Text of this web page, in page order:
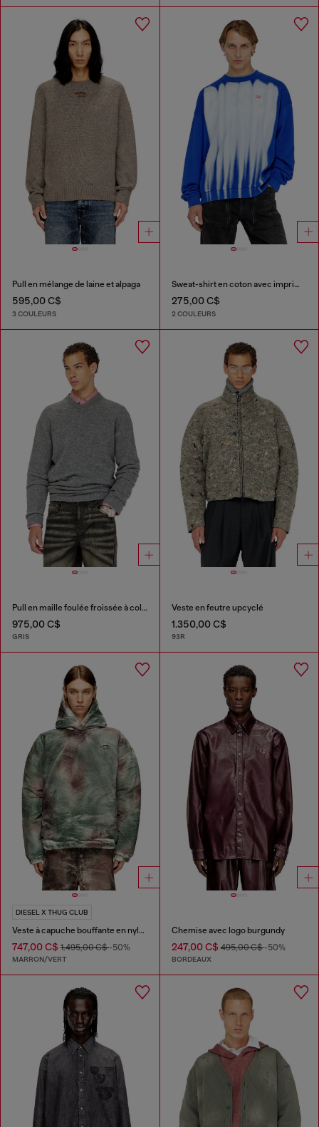
Pull en mélange de laine et alpaga
595,00 C$
3 COULEURS
Sweat-shirt en coton avec imprimé graphique
275,00 C$
2 COULEURS
Pull en maille foulée froissée à col en V
975,00 C$
GRIS
Veste en feutre upcyclé
1.350,00 C$
93R
DIESEL X THUG CLUB
Veste à capuche bouffante en nylon camouflage
747,00 C$ 1.495,00 C$-50%
MARRON/VERT
Chemise avec logo burgundy
247,00 C$495,00 C$-50%
BORDEAUX